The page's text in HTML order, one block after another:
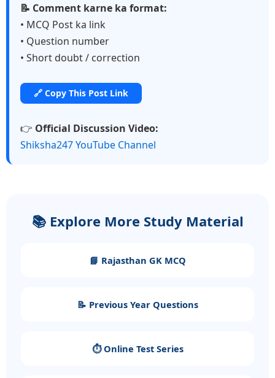
📝 Comment karne ka format:
• MCQ Post ka link
• Question number
• Short doubt / correction
🔗 Copy This Post Link
👉 Official Discussion Video:
Shiksha247 YouTube Channel
📚 Explore More Study Material
📘 Rajasthan GK MCQ
📝 Previous Year Questions
⏱️ Online Test Series